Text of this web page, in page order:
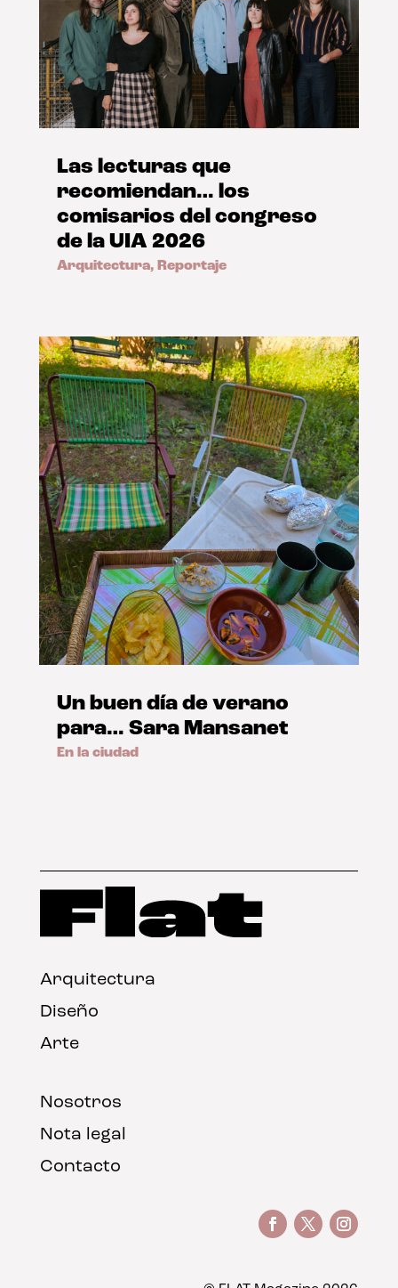
Las lecturas que
recomiendan… los
comisarios del congreso
de la UIA 2026
Arquitectura, Reportaje
Un buen día de verano
para… Sara Mansanet
En la ciudad
Arquitectura
Diseño
Arte
Nosotros
Nota legal
Contacto